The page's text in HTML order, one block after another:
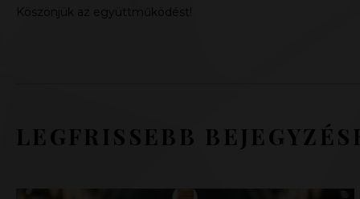
Köszönjük az együttműködést!
LEGFRISSEBB